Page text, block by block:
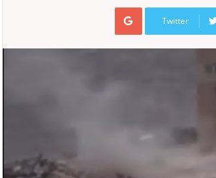
Twitter
Google+